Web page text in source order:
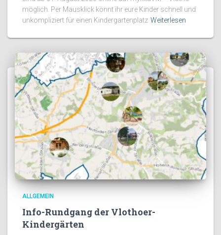
möglich. Per Mausklick könnt ihr eure Kinder schnell und
unkompliziert für einen Kindergartenplatz Weiterlesen
ALLGEMEIN
Info-Rundgang der Vlothoer-
Kindergärten